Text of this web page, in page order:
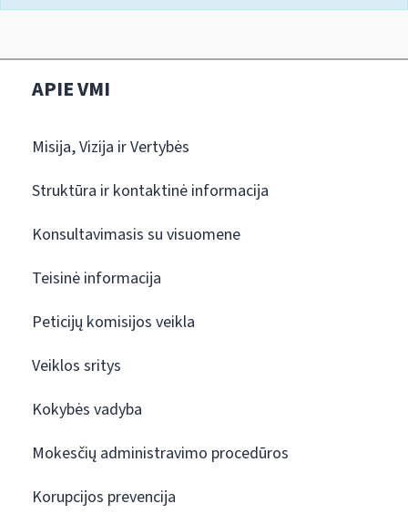
APIE VMI
Misija, Vizija ir Vertybės
Struktūra ir kontaktinė informacija
Konsultavimasis su visuomene
Teisinė informacija
Peticijų komisijos veikla
Veiklos sritys
Kokybės vadyba
Mokesčių administravimo procedūros
Korupcijos prevencija